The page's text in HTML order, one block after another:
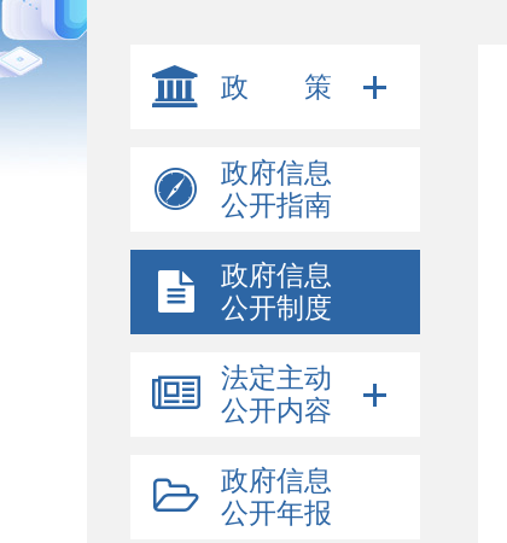
政 策
政府信息
公开指南
政府信息
公开制度
法定主动
公开内容
政府信息
公开年报